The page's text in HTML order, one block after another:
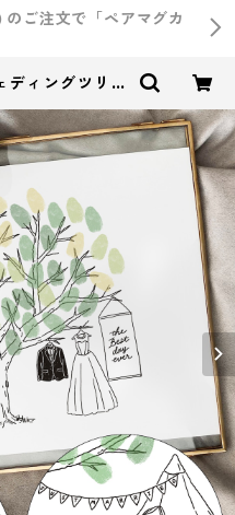
ご注文で「ペアマグカ
ディングツリー
ディング | 小西
グ・結婚式・
イテム